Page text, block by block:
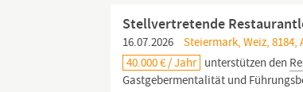
Stellvertretende
16.07.2026
Steiermark, Weiz,
40.000 € / Jahr unterstützen den
Gastgebermentalität und